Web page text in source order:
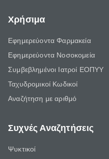
Χρήσιμα
Εφημερεύοντα Φαρμακεία
Εφημερεύοντα Νοσοκομεία
Συμβεβλημένοι Ιατροί ΕΟΠΥΥ
Ταχυδρομικοί Κωδικοί
Αναζήτηση με αριθμό
Συχνές Αναζητήσεις
Ψυκτικοί